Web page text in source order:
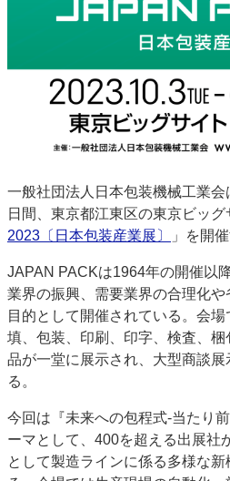
一般社団法人日本包装機械工業
日間、東京都江東区の東京ビッグ
2023〔日本包装産業展〕
」を開
JAPAN PACKは1964年の開催以
業界の振興、需要業界の合理化
目的として開催されている。会
填、包装、印刷、印字、検査、
品が一堂に展示され、大型商談
る。
今回は『未来への包程式-当たり
ーマとして、400を超える出展社
として製造ラインに係る多様な